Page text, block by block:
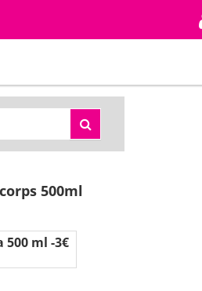
500ml
500 ml -3€